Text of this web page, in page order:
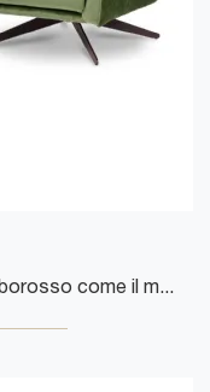
Con le poltroncine in tessuto di Cuborosso come il modello Tekla potrai ultimare il tuo progetto d'arredo.